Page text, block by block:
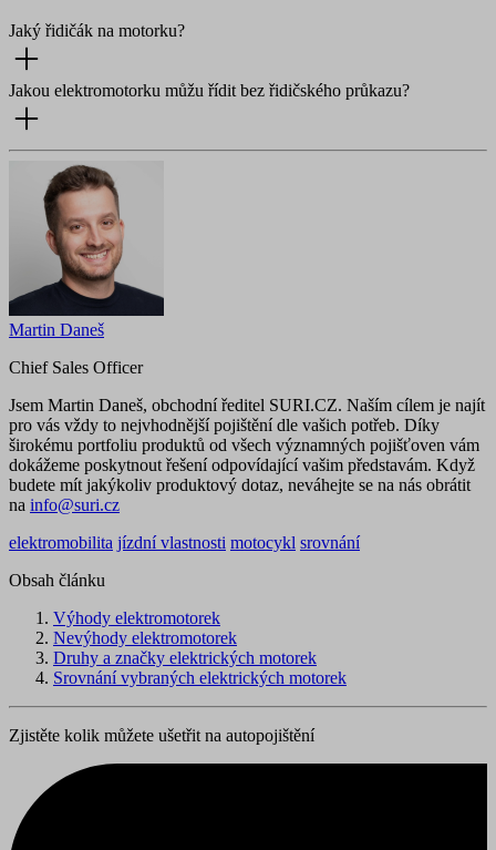
Jaký řidičák na motorku?
Jakou elektromotorku můžu řídit bez řidičského průkazu?
Martin Daneš
Chief Sales Officer
Jsem Martin Daneš, obchodní ředitel SURI.CZ. Naším cílem je najít
pro vás vždy to nejvhodnější pojištění dle vašich potřeb. Díky
širokému portfoliu produktů od všech významných pojišťoven vám
dokážeme poskytnout řešení odpovídající vašim představám. Když
budete mít jakýkoliv produktový dotaz, neváhejte se na nás obrátit
na info@suri.cz
elektromobilita jízdní vlastnosti motocykl srovnání
Obsah článku
Výhody elektromotorek
Nevýhody elektromotorek
Druhy a značky elektrických motorek
Srovnání vybraných elektrických motorek
Zjistěte kolik můžete ušetřit na autopojištění